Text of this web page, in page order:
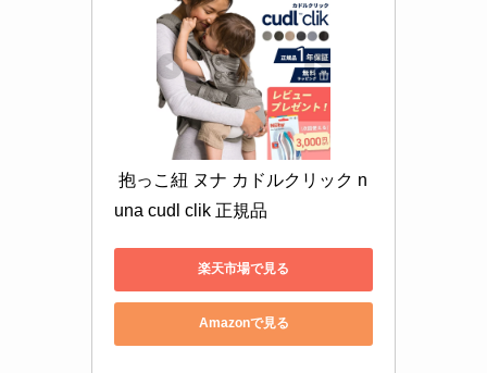
una cudl clik 正規品
楽天市場で見る
Amazonで見る